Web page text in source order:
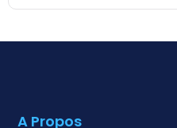
A Propos